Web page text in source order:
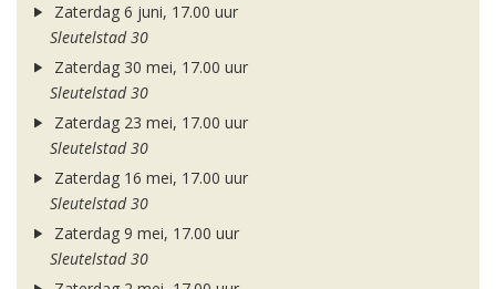
Zaterdag 6 juni, 17.00 uur
Sleutelstad 30
Zaterdag 30 mei, 17.00 uur
Sleutelstad 30
Zaterdag 23 mei, 17.00 uur
Sleutelstad 30
Zaterdag 16 mei, 17.00 uur
Sleutelstad 30
Zaterdag 9 mei, 17.00 uur
Sleutelstad 30